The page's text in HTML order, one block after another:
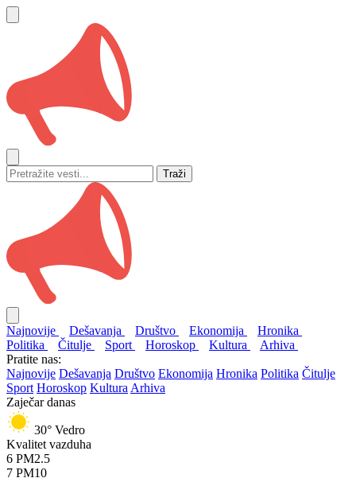
Traži
Najnovije Dešavanja Društvo Ekonomija
Hronika
Politika
Čitulje Sport Horoskop Kultura
Arhiva
Pratite nas:
Najnovije Dešavanja Društvo Ekonomija Hronika Politika Čitulje
Sport Horoskop Kultura Arhiva
Zaječar danas
30° Vedro
Kvalitet vazduha
6 PM2.5
7 PM10